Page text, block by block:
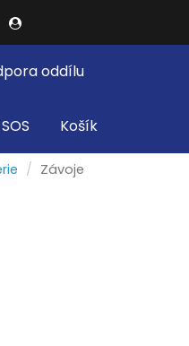
oddílu
Košík
Závoje